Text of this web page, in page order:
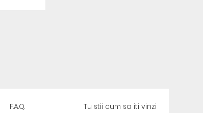
F.A.Q.
Tu stii cum sa iti vinzi